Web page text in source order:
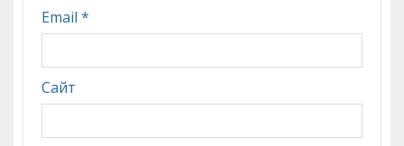
Email *
Сайт